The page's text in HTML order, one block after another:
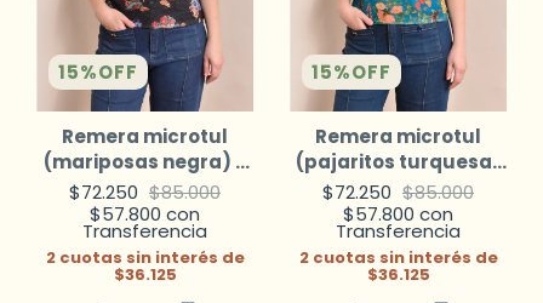
15%OFF
Remera microtul
(mariposas negra) +
Musculosa lisa
$72.250 $85.000
$57.800 con
Transferencia
2 cuotas sin interés de
$36.125
15%OFF
Remera microtul
(pajaritos turquesa)
+ Musculosa lisa
$72.250 $85.000
$57.800 con
Transferencia
2 cuotas sin interés de
$36.125